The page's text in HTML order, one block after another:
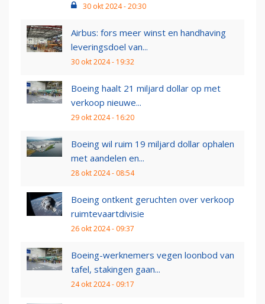
30 okt 2024 - 20:30
Airbus: fors meer winst en handhaving
leveringsdoel van...
30 okt 2024 - 19:32
Boeing haalt 21 miljard dollar op met
verkoop nieuwe...
29 okt 2024 - 16:20
Boeing wil ruim 19 miljard dollar ophalen
met aandelen en...
28 okt 2024 - 08:54
Boeing ontkent geruchten over verkoop
ruimtevaartdivisie
26 okt 2024 - 09:37
Boeing-werknemers vegen loonbod van
tafel, stakingen gaan...
24 okt 2024 - 09:17